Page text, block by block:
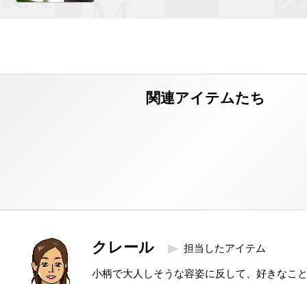
クレール 担当したアイテム
小柄で大人しそうな容姿に反して、好きなこ